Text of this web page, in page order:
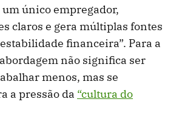
único empregador,
claros e gera múltiplas fontes
financeira”. Para a
não significa ser
menos, mas se
a pressão da “cultura do